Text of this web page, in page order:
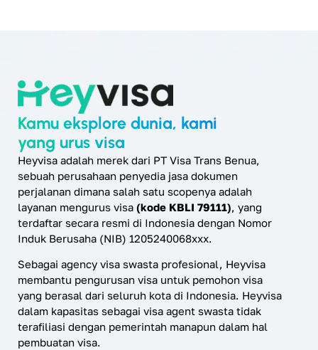
Kamu eksplore dunia, kami
yang urus visa
Heyvisa adalah merek dari PT Visa Trans Benua,
sebuah perusahaan penyedia jasa dokumen
perjalanan dimana salah satu scopenya adalah
layanan mengurus visa (kode KBLI 79111), yang
terdaftar secara resmi di Indonesia dengan Nomor
Induk Berusaha (NIB) 1205240068xxx.
Sebagai agency visa swasta profesional, Heyvisa
membantu pengurusan visa untuk pemohon visa
yang berasal dari seluruh kota di Indonesia. Heyvisa
dalam kapasitas sebagai visa agent swasta tidak
terafiliasi dengan pemerintah manapun dalam hal
pembuatan visa.